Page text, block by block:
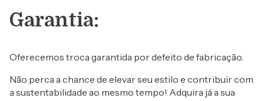
Garantia:
Oferecemos troca garantida por defeito de fabricação.
Não perca a chance de elevar seu estilo e contribuir com
a sustentabilidade ao mesmo tempo! Adquira já a sua